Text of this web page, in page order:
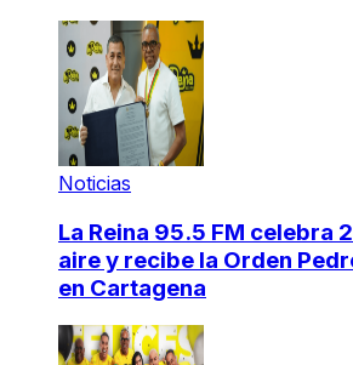
Noticias
La Reina 95.5 FM celebra
aire y recibe la Orden
en Cartagena